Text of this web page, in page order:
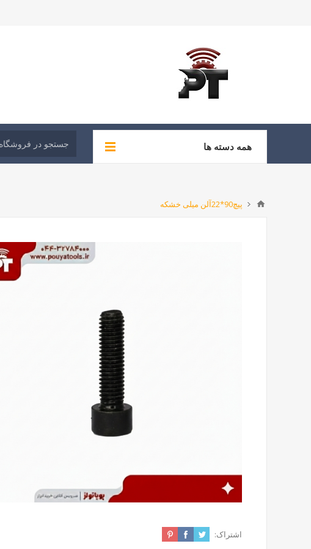
همه دسته ها
پیچ90*22آلن میلی خشکه
اشتراک: